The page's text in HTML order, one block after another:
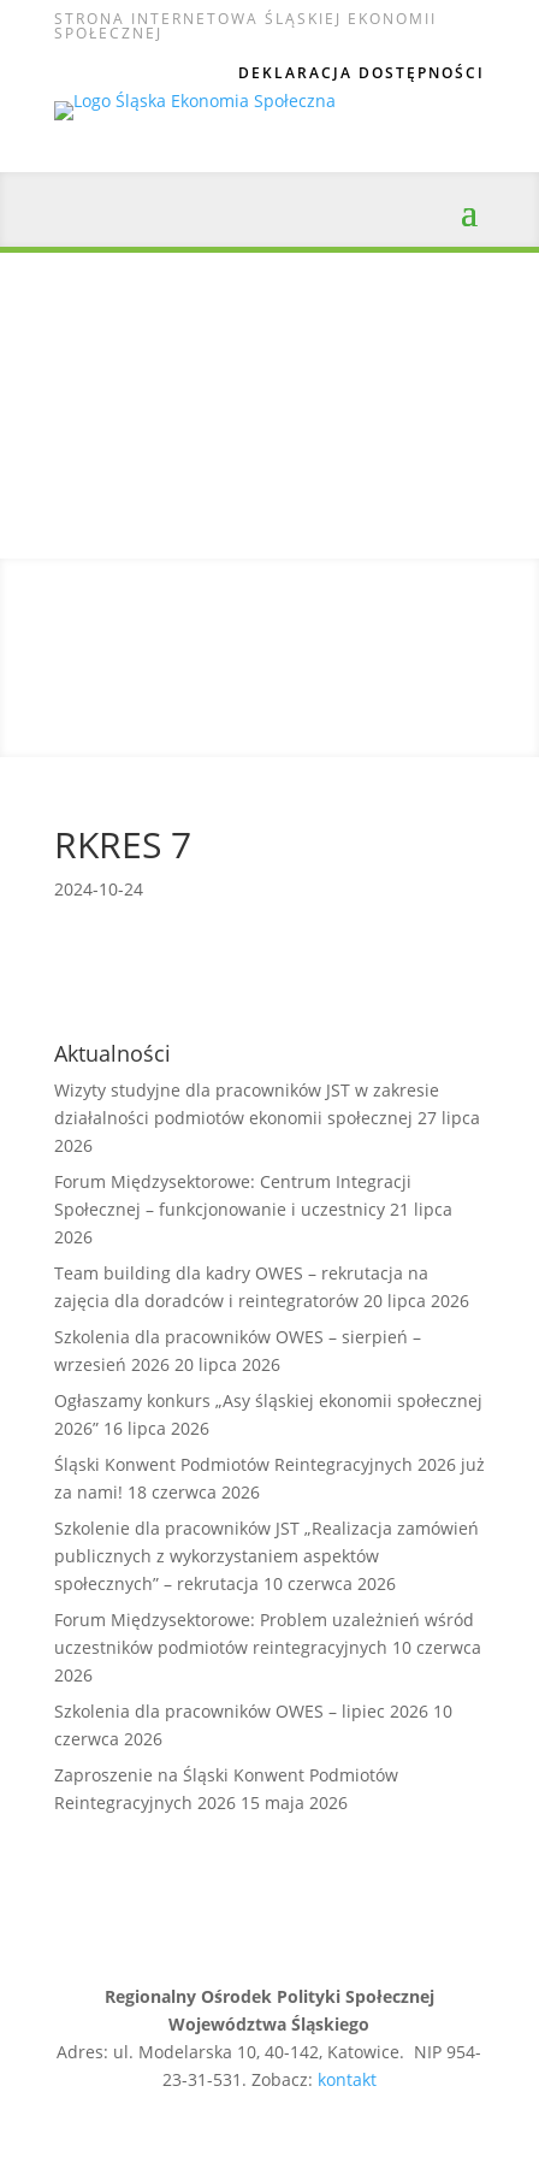
STRONA INTERNETOWA ŚLĄSKIEJ EKONOMII
SPOŁECZNEJ
DEKLARACJA DOSTĘPNOŚCI
RKRES 7
2024-10-24
Aktualności
Wizyty studyjne dla pracowników JST w zakresie
działalności podmiotów ekonomii społecznej 27 lipca
2026
Forum Międzysektorowe: Centrum Integracji
Społecznej – funkcjonowanie i uczestnicy 21 lipca
2026
Team building dla kadry OWES – rekrutacja na
zajęcia dla doradców i reintegratorów 20 lipca 2026
Szkolenia dla pracowników OWES – sierpień –
wrzesień 2026 20 lipca 2026
Ogłaszamy konkurs „Asy śląskiej ekonomii społecznej
2026” 16 lipca 2026
Śląski Konwent Podmiotów Reintegracyjnych 2026 już
za nami! 18 czerwca 2026
Szkolenie dla pracowników JST „Realizacja zamówień
publicznych z wykorzystaniem aspektów
społecznych” – rekrutacja 10 czerwca 2026
Forum Międzysektorowe: Problem uzależnień wśród
uczestników podmiotów reintegracyjnych 10 czerwca
2026
Szkolenia dla pracowników OWES – lipiec 2026 10
czerwca 2026
Zaproszenie na Śląski Konwent Podmiotów
Reintegracyjnych 2026 15 maja 2026
Regionalny Ośrodek Polityki Społecznej
Województwa Śląskiego
Adres: ul. Modelarska 10, 40-142, Katowice. NIP 954-
23-31-531. Zobacz: kontakt